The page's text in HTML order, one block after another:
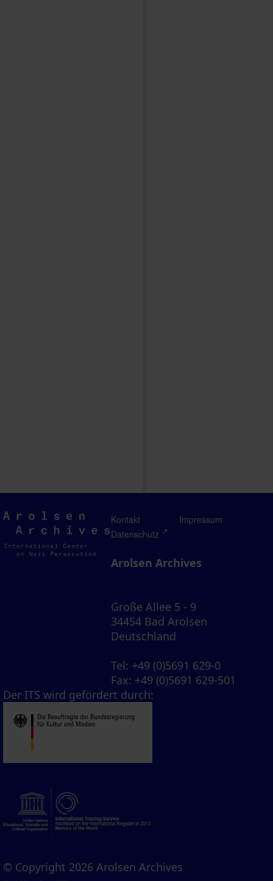
Arolsen
Archives
Kontakt
Impressum
Datenschutz
Arolsen Archives
Große Allee 5 - 9
34454 Bad Arolsen
Deutschland
Tel: +49 (0)5691 629-0
Fax: +49 (0)5691 629-501
Der ITS wird gefördert durch:
© Copyright 2026 Arolsen Archives